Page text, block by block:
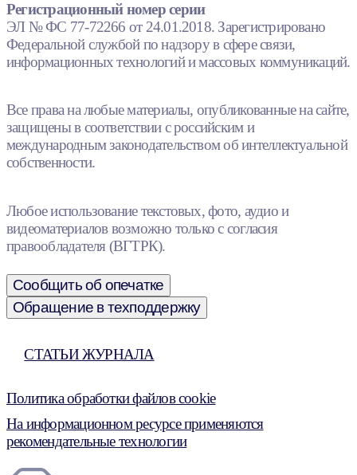
Регистрационный номер серии
ЭЛ № ФС 77-72266 от 24.01.2018. Зарегистрировано
Федеральной службой по надзору в сфере связи,
информационных технологий и массовых коммуникаций.
Все права на любые материалы, опубликованные на сайте,
защищены в соответствии с российским и
международным законодательством об интеллектуальной
собственности.
Любое использование текстовых, фото, аудио и
видеоматериалов возможно только с согласия
правообладателя (ВГТРК).
Сообщить об опечатке
Обращение в техподдержку
СТАТЬИ ЖУРНАЛА
Политика обработки файлов cookie
На информационном ресурсе применяются
рекомендательные технологии